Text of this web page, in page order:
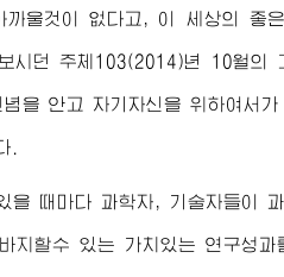
까울것이 없다고, 이 세상의 좋
시던 주체103(2014)년 10월의
을 안고 자기자신을 위하여서
.
을 때마다 과학자, 기술자들이
지할수 있는 가치있는 연구성